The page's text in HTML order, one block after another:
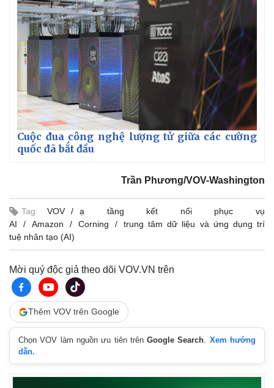
Thế giới
Quan sát
Cuộc sống đó đây
Hồ sơ
Multimedia
Video
Ảnh
E-Magazine
Infographic
Cuộc đua công nghệ lượng tử giữa các cường
quốc đã bắt đầu
Trần Phương/VOV-Washington
Tag: VOV
ạ tầng kết nối phục vụ
AI
Amazon Corning
trung tâm dữ liệu và ứng dụng trí
tuệ nhân tạo (AI)
Mời quý độc giả theo dõi VOV.VN trên
Thêm VOV trên Google
Chọn VOV làm nguồn ưu tiên trênGoogle Search. Xem hướng
dẫn.